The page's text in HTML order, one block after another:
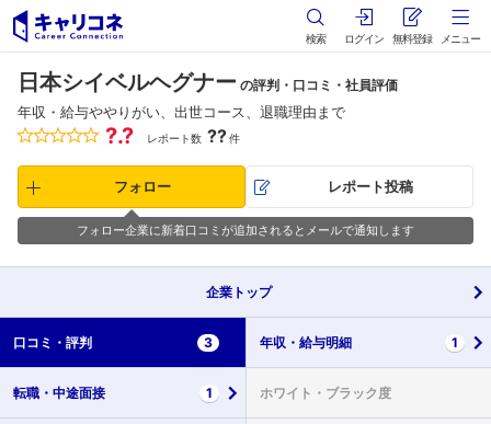
検索 ログイン 無料登録 メニュー
日本シイベルヘグナー の評判・口コミ・社員評価
年収・給与ややりがい、出世コース、退職理由まで
?.? レポート数 ??件
フォロー レポート投稿
フォロー企業に新着口コミが追加されるとメールで通知します
企業 トップ
口コミ・ 評判 3 年収・ 給与明細 1
転職・ 中途面接 1 ホワイト・ ブラック度